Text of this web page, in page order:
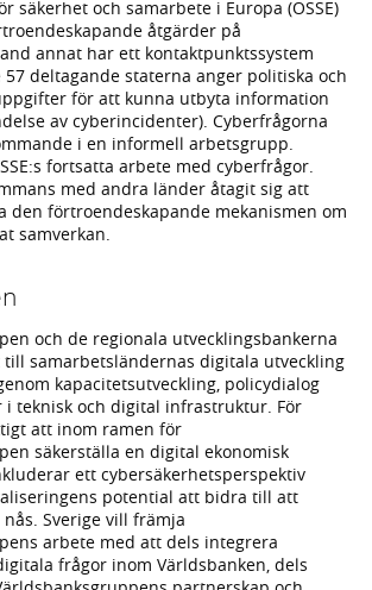
säkerhet och samarbete i Europa (OSSE)
åtgärder på
annat har ett kontaktpunktssystem
deltagande staterna anger politiska och
för att kunna utbyta information
av cyberincidenter). Cyberfrågorna
i en informell arbetsgrupp.
fortsatta arbete med cyberfrågor.
med andra länder åtagit sig att
den förtroendeskapande mekanismen om
samverkan.
och de regionala utvecklingsbankerna
samarbetsländernas digitala utveckling
kapacitetsutveckling, policydialog
i teknisk och digital infrastruktur. För
att inom ramen för
säkerställa en digital ekonomisk
ett cybersäkerhetsperspektiv
potential att bidra till att
Sverige vill främja
arbete med att dels integrera
frågor inom Världsbanken, dels